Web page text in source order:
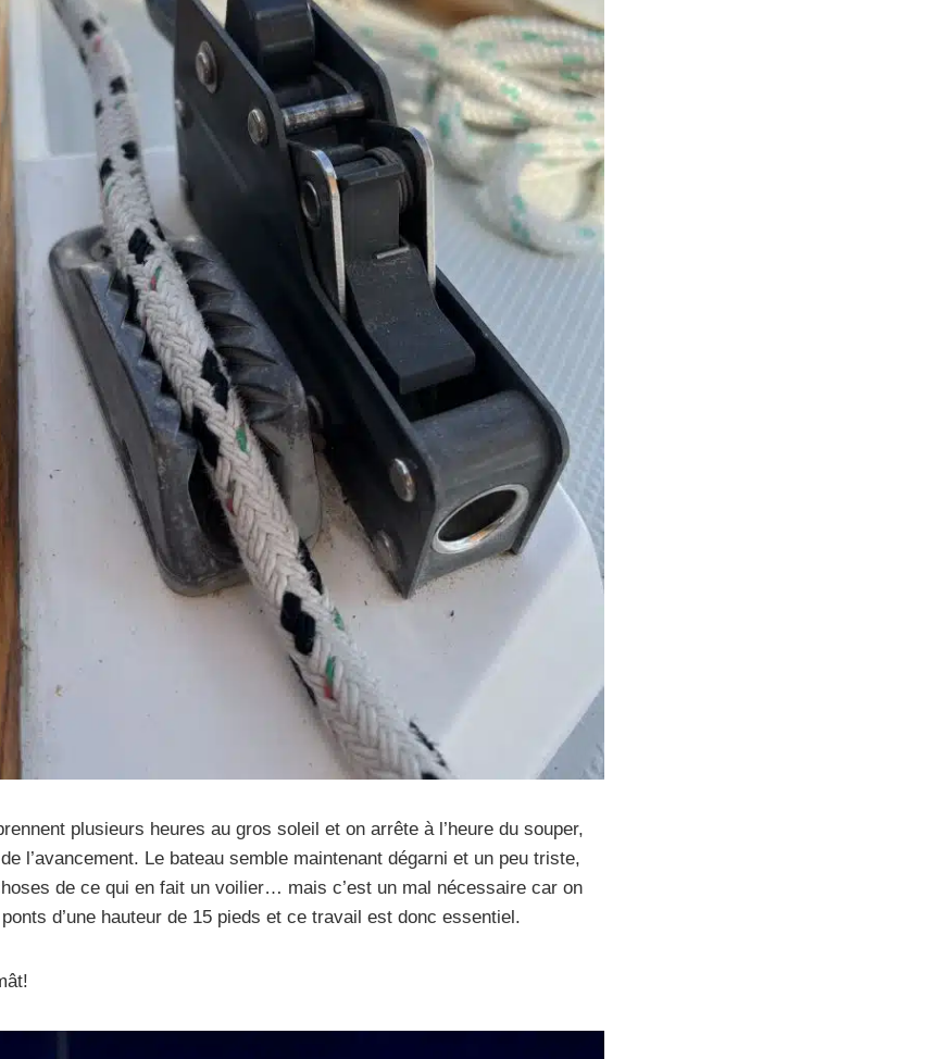
plusieurs heures au gros soleil et on arrête à l’heure du souper,
l’avancement. Le bateau semble maintenant dégarni et un peu triste,
de ce qui en fait un voilier… mais c’est un mal nécessaire car on
d’une hauteur de 15 pieds et ce travail est donc essentiel.